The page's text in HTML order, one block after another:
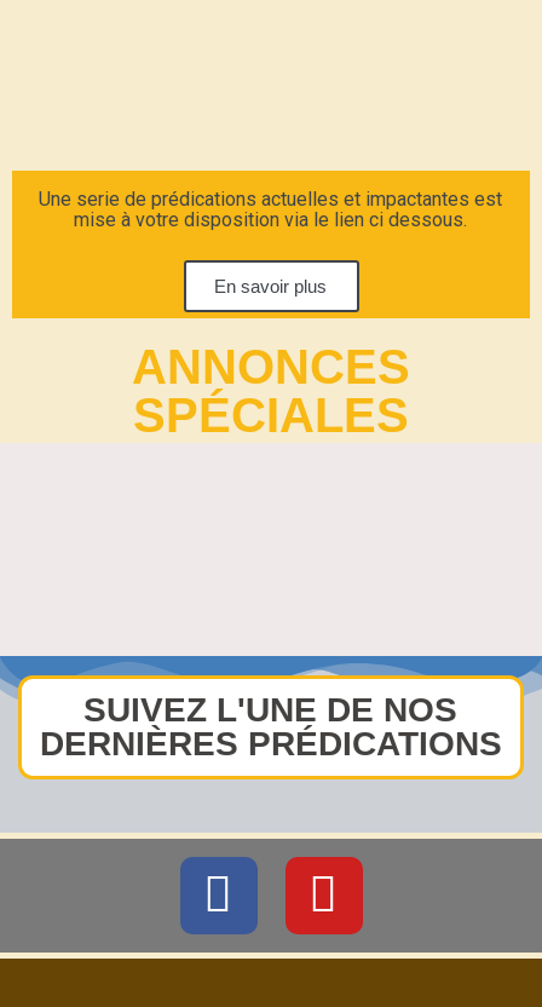
Une serie de prédications actuelles et impactantes est
mise à votre disposition via le lien ci dessous.
En savoir plus
ANNONCES
SPÉCIALES
SUIVEZ L'UNE DE NOS
DERNIÈRES PRÉDICATIONS